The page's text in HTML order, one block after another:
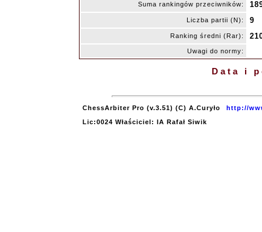
Suma rankingów przeciwników:
Liczba partii (N): 9
Ranking średni (Rar):
Uwagi do normy:
Data i
ChessArbiter Pro (v.3.51) (C) A.Curyło
http://
Lic:0024 Właściciel: IA Rafał Siwik